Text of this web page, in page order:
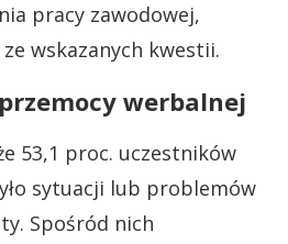
pracy zawodowej,
wskazanych kwestii.
werbalnej
53,1 proc. uczestników
sytuacji lub problemów
Spośród nich